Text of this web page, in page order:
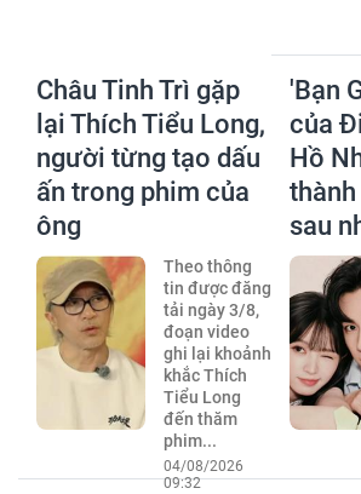
Châu Tinh Trì gặp
lại Thích Tiểu Long,
người từng tạo dấu
ấn trong phim của
ông
Theo thông
tin được đăng
tải ngày 3/8,
đoạn video
ghi lại khoảnh
khắc Thích
Tiểu Long
đến thăm
phim...
04/08/2026
09:32
'Bạn
của
Hồ
sau